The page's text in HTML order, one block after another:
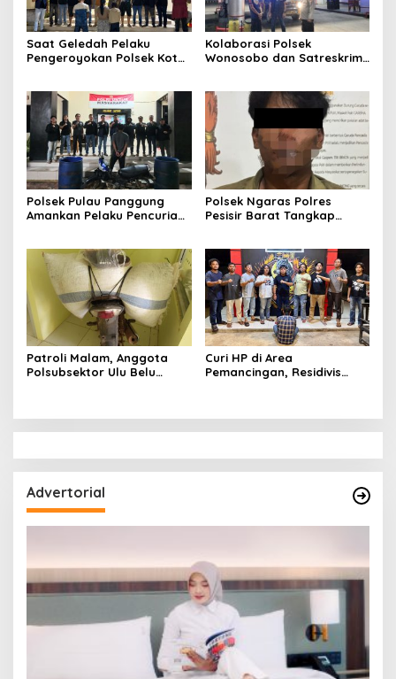
Saat Geledah Pelaku
Pengeroyokan Polsek Kota
Amankan Satu Pria Dua
Wanita Terungkap Dugaan
Pengguna Narkoba
Kolaborasi Polsek
Wonosobo dan Satreskrim
Dugaan Pengecoran BBM
Subsidi di SPBU Lakaran
Polsek Pulau Panggung
Amankan Pelaku Pencurian
Polsek Ngaras Polres
Pesisir Barat Tangkap
Patroli Malam, Anggota
Polsubsektor Ulu Belu
Curi HP di Area
Pemancingan, Residivis
Advertorial